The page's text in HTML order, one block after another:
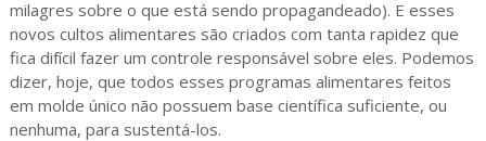
milagres sobre o que está sendo propagandeado). E esses
novos cultos alimentares são criados com tanta rapidez que
fica difícil fazer um controle responsável sobre eles. Podemos
dizer, hoje, que todos esses programas alimentares feitos
em molde único não possuem base científica suficiente, ou
nenhuma, para sustentá-los.